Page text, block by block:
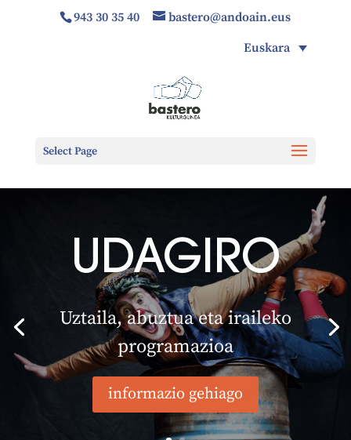
943 30 35 40
bastero@andoain.eus
Euskara
Select Page
UDAGIRO
Uztaila, abuztua eta iraileko
programazioa
informazio gehiago